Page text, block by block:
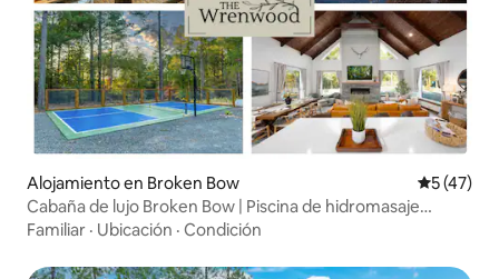
Alojamiento en Broken Bow
5 (47)
Cabaña de lujo Broken Bow | Piscina de hidromasaje
Pickleball
Familiar · Ubicación · Condición